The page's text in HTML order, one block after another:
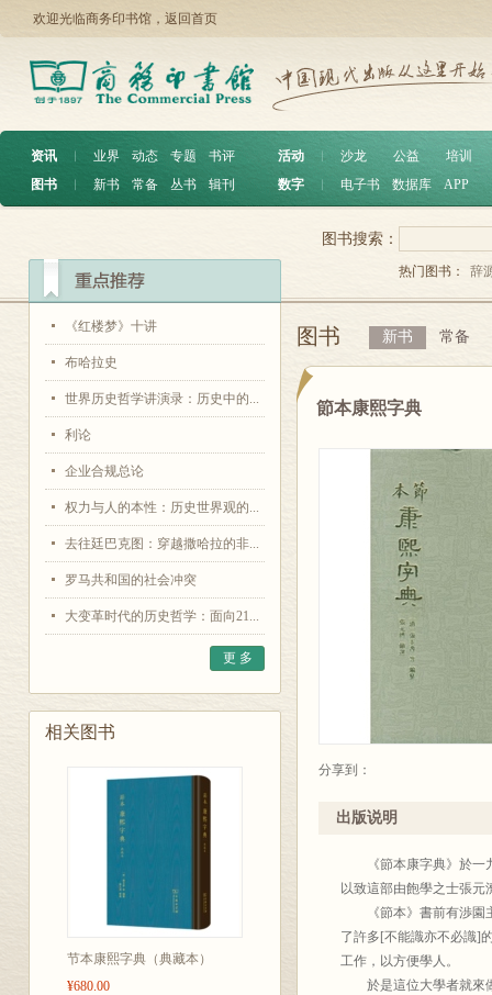
欢迎光临商务印书馆， 返回首页
资讯 ︱ 业界 动态 专题
书评
图书
︱ 新书 常备 丛书 辑刊
活动 沙龙 公益
培训
数字
电子书 数据库 APP
《红楼梦》十讲
布哈拉史
世界历史哲学讲演录：历史中的...
利论
企业合规总论
权力与人的本性：历史世界观的...
去往廷巴克图：穿越撒哈拉的非...
罗马共和国的社会冲突
大变革时代的历史哲学：面向21...
更 多
相关图书
节本康熙字典（典藏本）
¥680.00
图书搜索：
热门图书： 辞
图书 新书 常备
節本康熙字典
分享到：
出版说明
《節本康字典》於一九
以致這部由飽學之士張
《節本》書前有渉園主
了許多[不能識亦不必識]
工作，以方便學人。
於是這位大學者就來做